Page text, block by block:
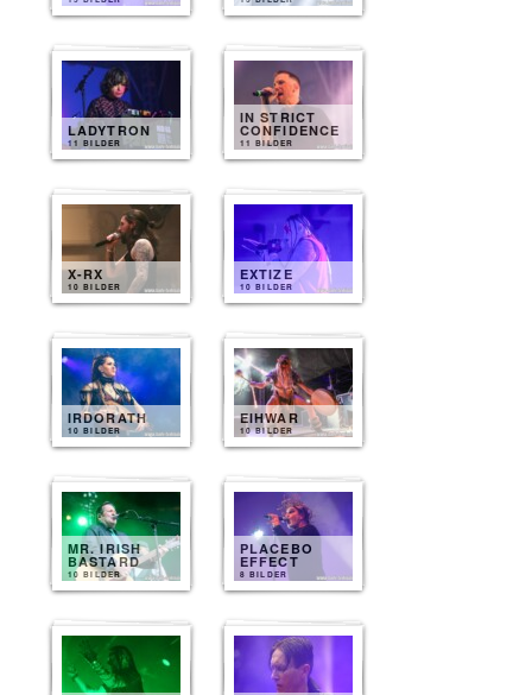
LADYTRON
11 BILDER
IN STRICT
CONFIDENCE
11 BILDER
X-RX
10 BILDER
EXTIZE
10 BILDER
IRDORATH
10 BILDER
EIHWAR
10 BILDER
MR. IRISH
BASTARD
10 BILDER
PLACEBO
EFFECT
8 BILDER